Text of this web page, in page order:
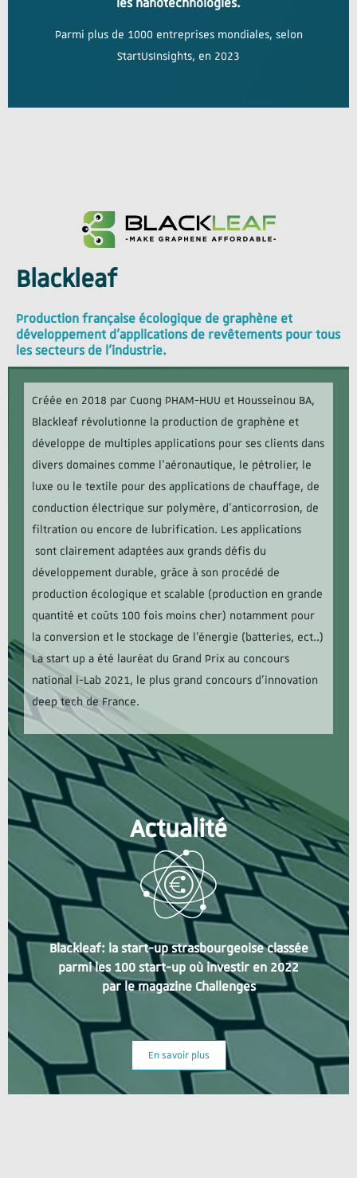
Parmi plus de 1000 entreprises mondiales, selon
StartUsInsights, en 2023
Blackleaf
Production française écologique de graphène et
développement d’applications de revêtements pour tous
les secteurs de l’industrie.
Créée en 2018 par Cuong PHAM-HUU et Housseinou BA,
Blackleaf révolutionne la production de graphène et
développe de multiples applications pour ses clients dans
divers domaines comme l’aéronautique, le pétrolier, le
luxe ou le textile pour des applications de chauffage, de
conduction électrique sur polymère, d’anticorrosion, de
filtration ou encore de lubrification. Les applications
sont clairement adaptées aux grands défis du
développement durable, grâce à son procédé de
production écologique et scalable (production en grande
quantité et coûts 100 fois moins cher) notamment pour
la conversion et le stockage de l’énergie (batteries, ect..)
La start up a été lauréat du Grand Prix au concours
national i-Lab 2021, le plus grand concours d’innovation
deep tech de France.
Actualité
Blackleaf: la start-up strasbourgeoise classée
parmi les 100 start-up où investir en 2022
par le magazine Challenges
En savoir plus